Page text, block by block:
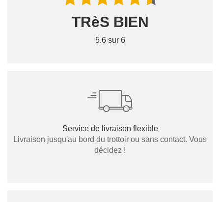
TRèS BIEN
5.6 sur 6
Service de livraison flexible
Livraison jusqu'au bord du trottoir ou sans contact. Vous
décidez !